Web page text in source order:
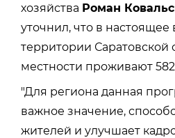
хозяйства Роман
уточнил, что в настоящее
территории Саратовской
местности проживают
"Для региона данная
важное значение,
жителей и улучшает